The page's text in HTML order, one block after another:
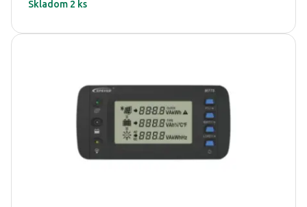
Skladom 2 ks